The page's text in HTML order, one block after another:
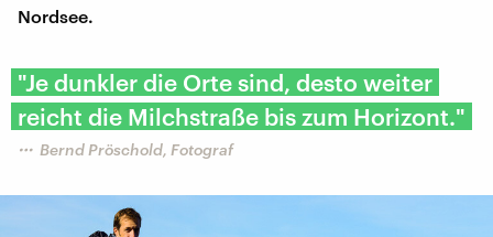
Nordsee.
"Je dunkler die Orte sind, desto weiter
reicht die Milchstraße bis zum Horizont."
Bernd Pröschold, Fotograf